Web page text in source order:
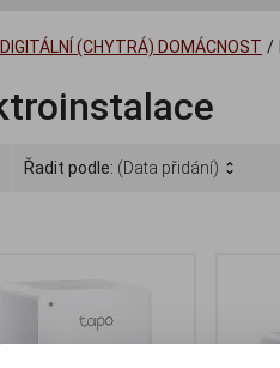
DIGITÁLNÍ (CHYTRÁ) DOMÁCNOST /
Řadit podle: (Data přidání)